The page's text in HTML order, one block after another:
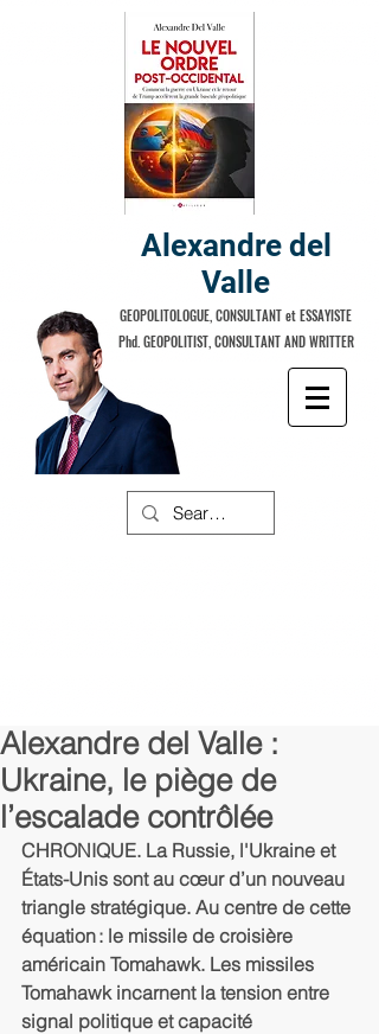
Alexandre del
Valle
GEOPOLITOLOGUE, CONSULTANT et ESSAYISTE
Phd. GEOPOLITIST, CONSULTANT AND WRITTER
Alexandre del Valle :
Ukraine, le piège de
l’escalade contrôlée
CHRONIQUE. La Russie, l'Ukraine et
États-Unis sont au cœur d’un nouveau
triangle stratégique. Au centre de cette
équation : le missile de croisière
américain Tomahawk. Les missiles
Tomahawk incarnent la tension entre
signal politique et capacité